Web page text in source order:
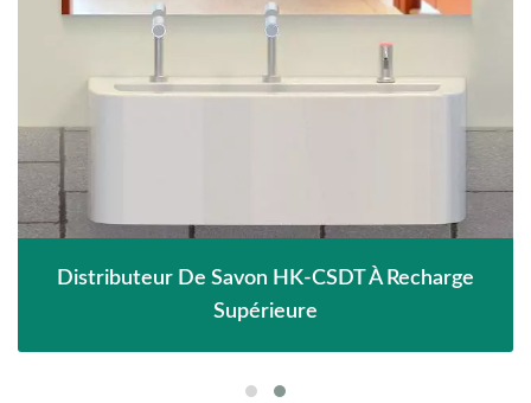
Distributeur De Savon HK-CSDT À Recharge
Supérieure